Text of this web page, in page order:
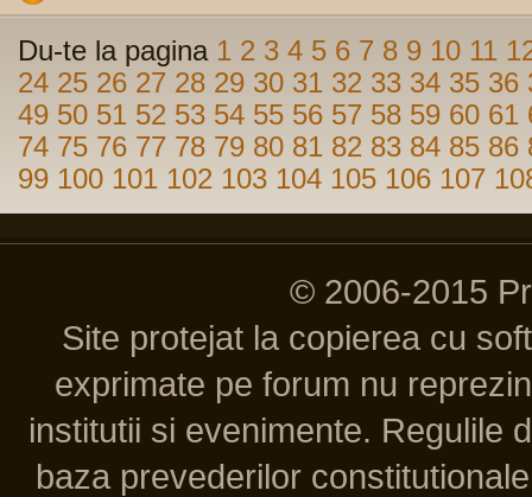
Du-te la pagina 1 2 3 4 5 6 7 8 9 10 11
24 25 26 27 28 29 30 31 32 33 34 35 36
49 50 51 52 53 54 55 56 57 58 59 60 61
74 75 76 77 78 79 80 81 82 83 84 85 86
99 100 101 102 103 104 105 106 107
© 2006-2015
Site protejat la copierea cu
exprimate pe forum nu
institutii si evenimente. Regulile
baza prevederilor